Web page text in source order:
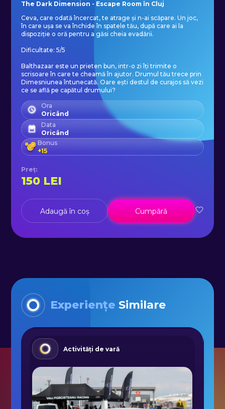
The Dark Dimension - Escape Room în Cluj
Ceva, care odată încercat, te atrage și n-ai scăpare. Un joc,
în care ușa se va închide în spatele tău, după care ai la
dispoziție o oră pentru a găsi cheia evadării.
Dificultate: 5/5
Balthazaar este un prieten bun, intr-o zi îți trimite o
scrisoare în care te cheamă în ajutor. Drumul tău trece prin
Dimesniunea întunecată. Oare ești destul de curajos să vezi
ce se află pe capătul drumului?
Ora
Oricând
Data
Oricând
Bonus
+15
Preț:
150 LEI
Adaugă în coș Cumpără
Experiențe Similare
Activități de vară